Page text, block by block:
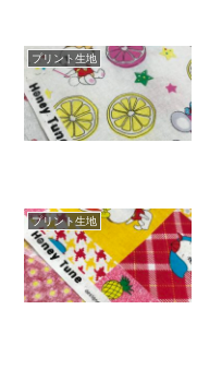
プリント生地
プリント生地